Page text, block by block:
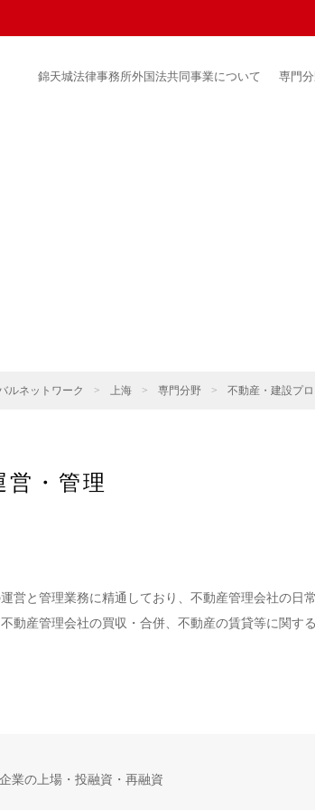
錦天城法律事務所外国法共同事業について 専門
ルネットワーク > 上海 > 専門分野 > 不動産・建設プロ
営・管理
営と管理業務に精通しており、不動産管理会社の
動産管理会社の買収・合併、不動産の賃貸等に関す
業の上場・投融資・再融資